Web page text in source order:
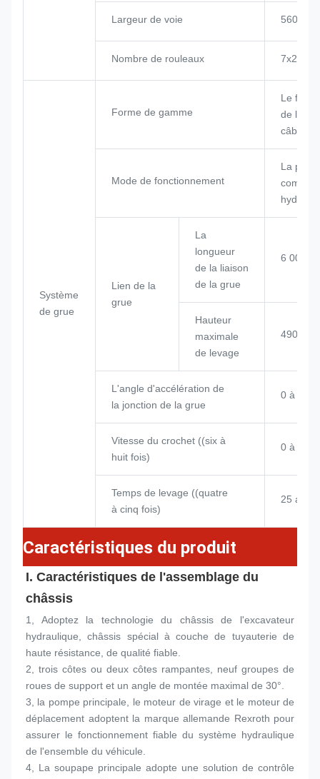
Largeur de voie 560 mm
Nombre de rouleaux 7x2
Système
de grue
Forme de gamme
Le
de
câbles
Mode de fonctionnement
La
Lien de la
grue
La
longueur
de la liaison
de la grue
6 000
Hauteur
maximale
de levage
4909
L'angle d'accélération de
la jonction de la grue
0 à 85°
Vitesse du crochet ((six à
huit fois)
0 à
Temps de levage ((quatre
à cinq fois)
25 ans
Caractéristiques du produit
I. Caractéristiques de l'assemblage du
châssis
1, Adoptez la technologie du châssis de l'excavateur
hydraulique, châssis spécial à couche de tuyauterie de
haute résistance, de qualité fiable.
2, trois côtes ou deux côtes rampantes, neuf groupes de
roues de support et un angle de montée maximal de 30°.
3, la pompe principale, le moteur de virage et le moteur de
déplacement adoptent la marque allemande Rexroth pour
assurer le fonctionnement fiable du système hydraulique
de l'ensemble du véhicule.
4, La soupape principale adopte une solution de contrôle